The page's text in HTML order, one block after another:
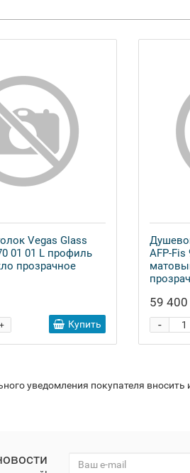
Vegas Glass
01 01 L профиль
прозрачное
+ Купить
AFP-
59
-
уведомления покупателя